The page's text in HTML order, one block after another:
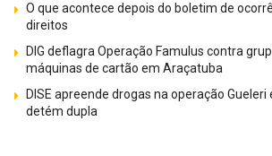
O que acontece depois do boletim de
direitos
DIG deflagra Operação Famulus contra
máquinas de cartão em Araçatuba
DISE apreende drogas na operação Gueleri
detém dupla